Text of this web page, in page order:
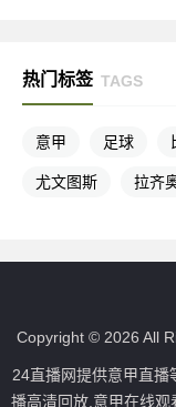
热门标签 TAGS
意甲 足球
尤文图斯 拉齐
Copyright © 2026 All
24直播网提供意甲直播
播高清回放,意甲在线